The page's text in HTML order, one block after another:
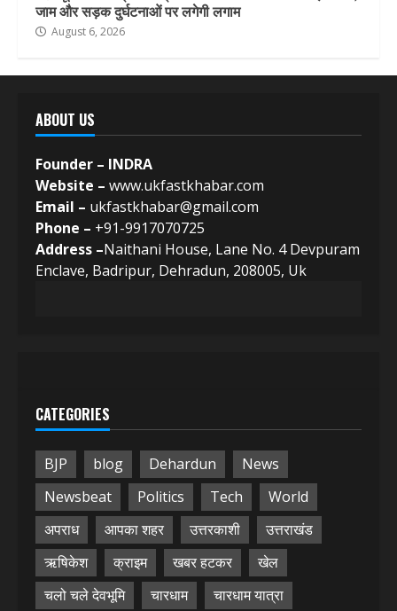
जाम और सड़क दुर्घटनाओं पर लगेगी लगाम
August 6, 2026
ABOUT US
Founder – INDRA
Website – www.ukfastkhabar.com
Email – ukfastkhabar@gmail.com
Phone – +91-9917070725
Address –Naithani House, Lane No. 4 Devpuram
Enclave, Badripur, Dehradun, 208005, Uk
CATEGORIES
BJP blog Dehardun
News
Newsbeat
Politics Tech
World
अपराध
आपका शहर उत्तरकाशी
उत्तराखंड
ऋषिकेश
क्राइम खबर हटकर
खेल
चलो चले देवभूमि
चारधाम
चारधाम यात्रा